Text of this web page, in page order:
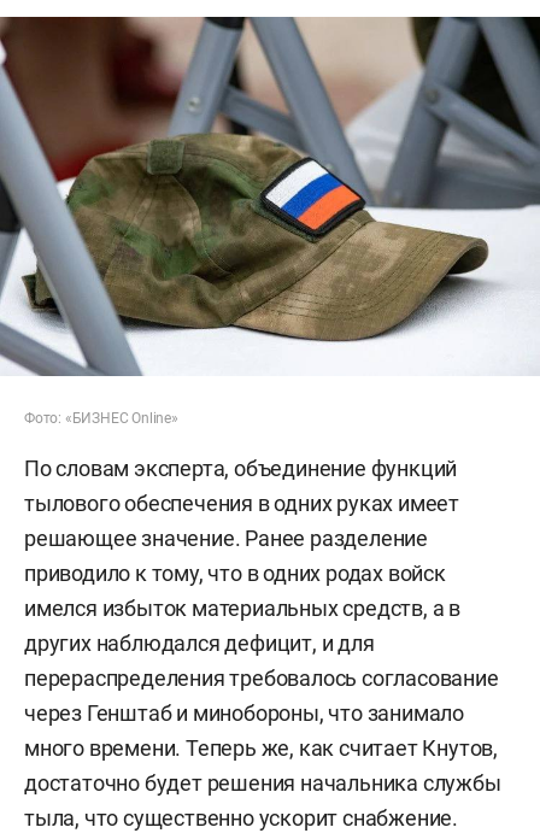
Фото: «БИЗНЕС Online»
По словам эксперта, объединение функций
тылового обеспечения в одних руках имеет
решающее значение. Ранее разделение
приводило к тому, что в одних родах войск
имелся избыток материальных средств, а в
других наблюдался дефицит, и для
перераспределения требовалось согласование
через Генштаб и минобороны, что занимало
много времени. Теперь же, как считает Кнутов,
достаточно будет решения начальника службы
тыла, что существенно ускорит снабжение.